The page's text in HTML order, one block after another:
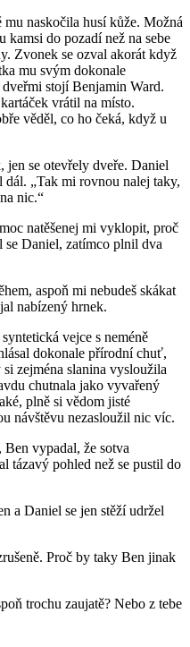
naskočila husí kůže. Možná
do pozadí než na sebe
Zvonek se ozval akorát když
mu svým dokonale
stojí Benjamin Ward.
vrátil na místo.
věděl, co ho čeká, když u
jen se otevřely dveře. Daniel
dál. „Tak mi rovnou nalej taky,
nic.“
natěšenej mi vyklopit, proč
se Daniel, zatímco plnil dva
aspoň mi nebudeš skákat
nabízený hrnek.
vejce s neméně
dokonale přírodní chuť,
zejména slanina vysloužila
chutnala jako vyvařený
plně si vědom jisté
návštěvu nezasloužil nic víc.
vypadal, že sotva
tázavý pohled než se pustil do
a Daniel se jen stěží udržel
Proč by taky Ben jinak
trochu zaujatě? Nebo z tebe